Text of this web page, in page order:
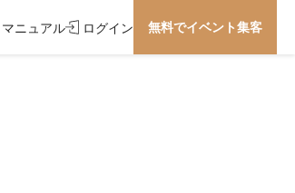
ニュアル ログイン 無料でイベント集客